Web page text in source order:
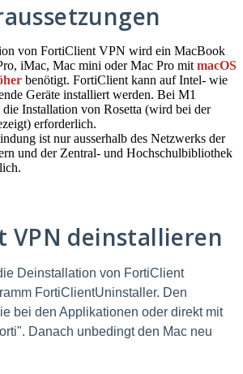
von FortiClient VPN wird ein MacBook
iMac, Mac mini oder Mac Pro mit macOS
benötigt. FortiClient kann auf Intel- wie
Geräte installiert werden. Bei M1
Installation von Rosetta (wird bei der
erforderlich.
ist nur ausserhalb des Netzwerks der
und der Zentral- und Hochschulbibliothek
VPN deinstallieren
Deinstallation von FortiClient
FortiClientUninstaller. Den
bei den Applikationen oder direkt mit
Danach unbedingt den Mac neu